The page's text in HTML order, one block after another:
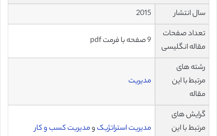
سال انتشار
2015
تعداد صفحات
مقاله انگلیسی
9 صفحه با فرمت pdf
رشته های
مرتبط با این
مقاله
مدیریت
گرایش های
مرتبط با این
مدیریت استراتژیک ومدیریت کسب و کار